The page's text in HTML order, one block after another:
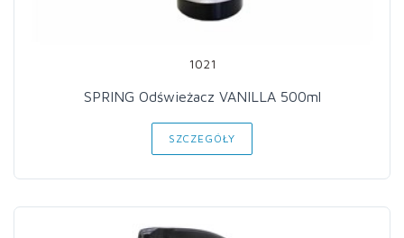
1021
SPRING Odświeżacz VANILLA 500ml
SZCZEGÓŁY